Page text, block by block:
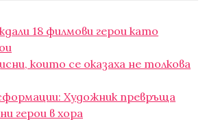
18 филмови герои като
които се оказаха не толкова
Художник превръща
герои в хора